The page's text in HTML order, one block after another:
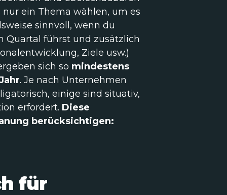
ein Thema wählen, um es
sinnvoll, wenn du
Quartal führst und zusätzlich
Ziele usw.)
sich so mindestens
. Je nach Unternehmen
einige sind situativ,
erfordert. Diese
berücksichtigen:
für